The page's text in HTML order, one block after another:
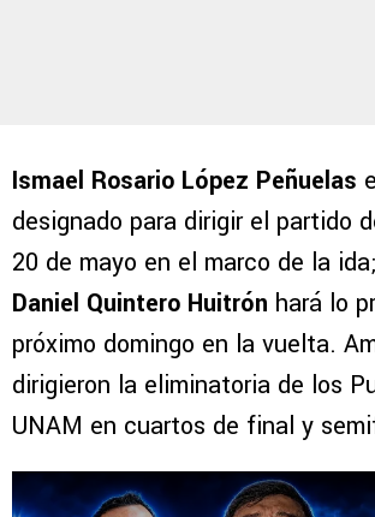
Ismael Rosario López Peñuelas
designado para dirigir el partido
20 de mayo en el marco de la
Daniel Quintero Huitrón hará lo
próximo domingo en la vuelta.
dirigieron la eliminatoria de los
UNAM en cuartos de final y